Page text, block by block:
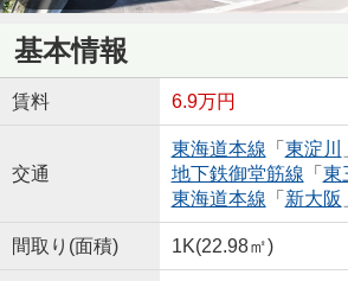
基本情報
賃料 6.9万円
交通
東海道本線 「 東淀川
地下鉄御堂筋線 「 東
東海道本線 「 新大阪
間取り(面積) 1K(22.98㎡)